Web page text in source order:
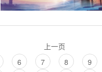
上一页
6 7 8 9